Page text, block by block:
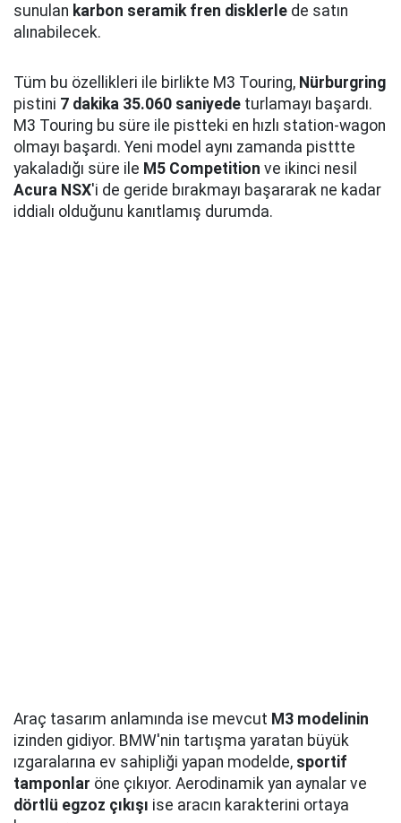
sunulan karbon seramik fren disklerle de satın
alınabilecek.
Tüm bu özellikleri ile birlikte M3 Touring, Nürburgring
pistini 7 dakika 35.060 saniyede turlamayı başardı.
M3 Touring bu süre ile pistteki en hızlı station-wagon
olmayı başardı. Yeni model aynı zamanda pisttte
yakaladığı süre ile M5 Competition ve ikinci nesil
Acura NSX'i de geride bırakmayı başararak ne kadar
iddialı olduğunu kanıtlamış durumda.
Araç tasarım anlamında ise mevcut M3 modelinin
izinden gidiyor. BMW'nin tartışma yaratan büyük
ızgaralarına ev sahipliği yapan modelde, sportif
tamponlar öne çıkıyor. Aerodinamik yan aynalar ve
dörtlü egzoz çıkışı ise aracın karakterini ortaya